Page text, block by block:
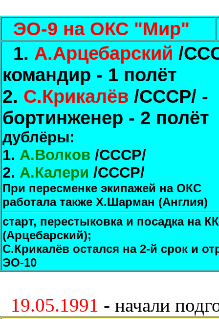
ЭО-9 на ОКС "Мир"
1. А.Арцебарский /
командир - 1 полёт
2. С.Крикалёв /СССР/ -
бортинженер - 2 полёт
дублёры:
1. А.Волков /СССР/
2. А.Калери /СССР/
При пересменке экипажей на ОКС
работала также Х.Шарман (Англия)
старт, перестыковка и посадка на
(Арцебарский);
С.Крикалёв остался на 2-й срок и
ЭО-10
19.05.1991 - начали